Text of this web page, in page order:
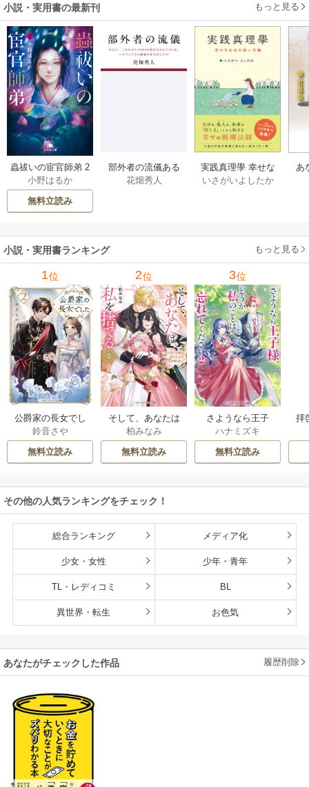
小説・実用書の最新刊 もっと見る
蟲祓いの宦官師弟 2
巻
小野はるか
無料立読み
部外者の流儀ある
日、三木たかしの5
したか 1巻
花畑秀人
実践真理學 幸せな
お金の使い方編 1巻
いさがいよしたか
あ
小説・実用書ランキング もっと見る
1位
公爵家の長女でし
た
鈴音さや
無料立読み
2位
そして、あなたは
私を捨てる
柏みなみ
無料立読み
3位
さようなら王子
様、どうか私のこ
とは忘れてくださ
い
ハナミズキ
無料立読み
拝
その他の人気ランキングをチェック！
総合ランキング メディア化
少女・女性 少年・青年
TL・レディコミ BL
異世界・転生 お色気
あなたがチェックした作品 履歴削除